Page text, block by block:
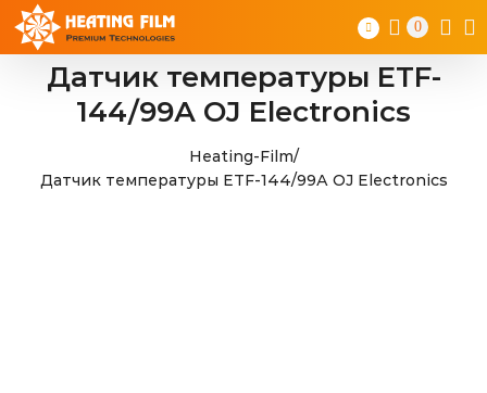
Skip
content
0
Датчик температуры ETF-
144/99А OJ Electronics
Heating-Film/
Датчик температуры ETF-144/99А OJ Electronics